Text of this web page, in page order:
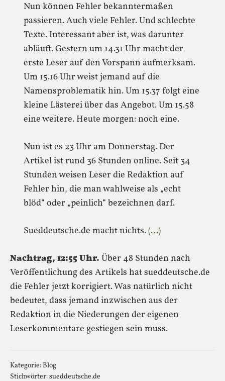
Nun können Fehler bekanntermaßen
passieren. Auch viele Fehler. Und schlechte
Texte. Interessant aber ist, was darunter
abläuft. Gestern um 14.31 Uhr macht der
erste Leser auf den Vorspann aufmerksam.
Um 15.16 Uhr weist jemand auf die
Namensproblematik hin. Um 15.37 folgt eine
kleine Lästerei über das Angebot. Um 15.58
eine weitere. Heute morgen: noch eine.
Nun ist es 23 Uhr am Donnerstag. Der
Artikel ist rund 36 Stunden online. Seit 34
Stunden weisen Leser die Redaktion auf
Fehler hin, die man wahlweise als „echt
blöd“ oder „peinlich“ bezeichnen darf.
Sueddeutsche.de macht nichts.(…)
Nachtrag, 12:55 Uhr. Über 48 Stunden nach
Veröffentlichung des Artikels hat sueddeutsche.de
die Fehler jetzt korrigiert. Was natürlich nicht
bedeutet, dass jemand inzwischen aus der
Redaktion in die Niederungen der eigenen
Leserkommentare gestiegen sein muss.
Kategorie:Blog
Stichwörter:sueddeutsche.de